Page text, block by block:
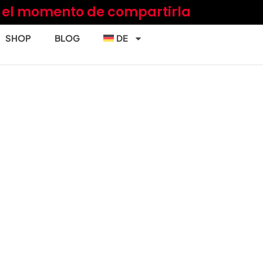
momento de compartirla
SHOP BLOG DE